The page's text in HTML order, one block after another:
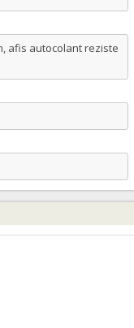
afis autocolant reziste